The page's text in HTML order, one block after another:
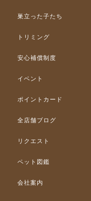
巣立った子たち
トリミング
安心補償制度
イベント
ポイントカード
全店舗ブログ
リクエスト
ペット図鑑
会社案内